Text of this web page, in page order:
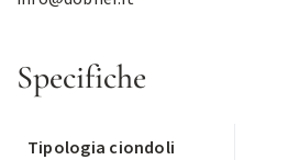
Specifiche
Tipologia ciondoli